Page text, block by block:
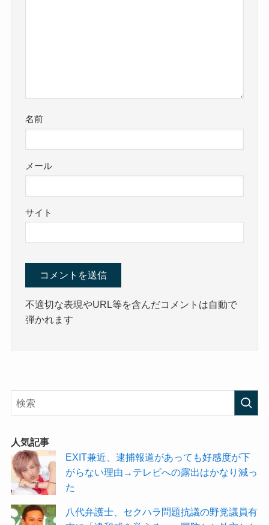
名前
メール
サイト
不適切な表現やURL等を含んだコメントは自動で
弾かれます
人気記事
EXIT兼近、逮捕報道があっても好感度が下
がらない理由→テレビへの露出はかなり減っ
た
八代弁護士、セクハラ問題抗議の野党議員有